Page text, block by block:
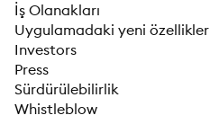
İş Olanakları
Uygulamadaki yeni özellikler
Investors
Press
Sürdürülebilirlik
Whistleblow